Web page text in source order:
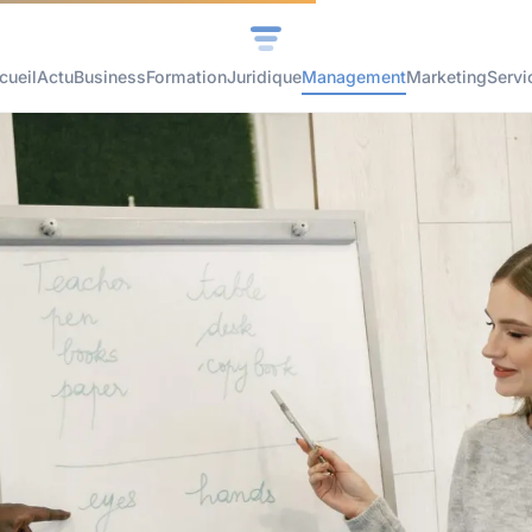
ActuBusinessFormationJuridiqueManagementMarketing